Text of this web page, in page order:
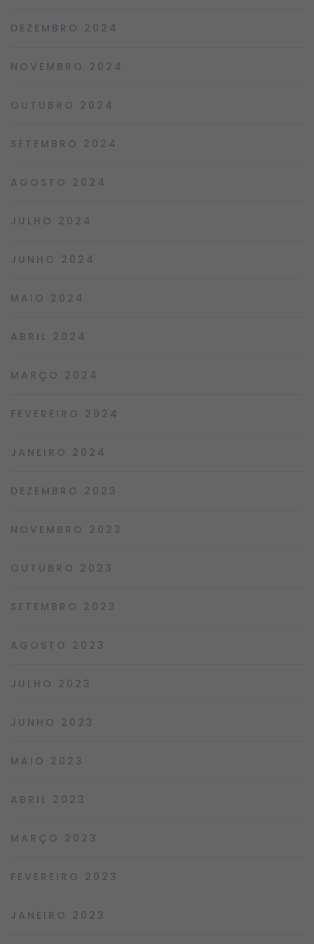
DEZEMBRO 2024
NOVEMBRO 2024
OUTUBRO 2024
SETEMBRO 2024
AGOSTO 2024
JULHO 2024
JUNHO 2024
MAIO 2024
ABRIL 2024
MARÇO 2024
FEVEREIRO 2024
JANEIRO 2024
DEZEMBRO 2023
NOVEMBRO 2023
OUTUBRO 2023
SETEMBRO 2023
AGOSTO 2023
JULHO 2023
JUNHO 2023
MAIO 2023
ABRIL 2023
MARÇO 2023
FEVEREIRO 2023
JANEIRO 2023